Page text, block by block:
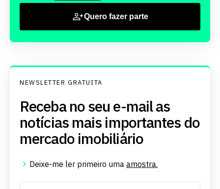
Quero fazer parte
NEWSLETTER GRATUITA
Receba no seu e-mail as
notícias mais importantes do
mercado imobiliário
Deixe-me ler primeiro uma amostra.